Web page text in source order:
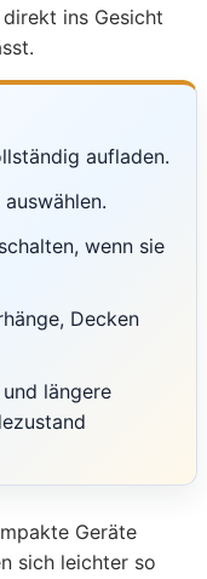
ins Gesicht
aufladen.
wenn sie
Decken
längere
Geräte
sich leichter so